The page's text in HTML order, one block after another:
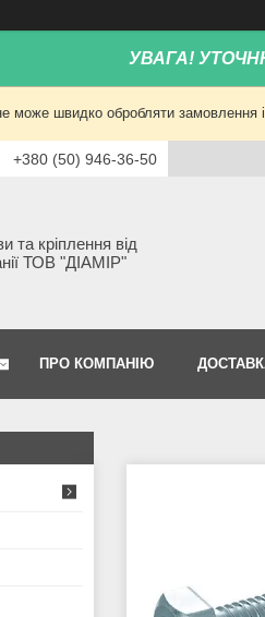
УВАГА!
може швидко обробляти замовлення
+380 (50) 946-36-50
та кріплення від
ТОВ "ДІАМІР"
ПРО КОМПАНІЮ